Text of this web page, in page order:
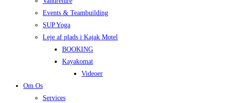
Events & Teambuilding
SUP Yoga
Leje af plads i Kajak Motel
BOOKING
Kayakomat
Videoer
Om Os
Services